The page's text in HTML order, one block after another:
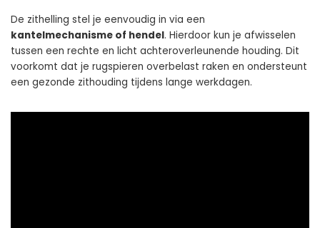
De zithelling stel je eenvoudig in via een
kantelmechanisme of hendel. Hierdoor kun je afwisselen
tussen een rechte en licht achteroverleunende houding. Dit
voorkomt dat je rugspieren overbelast raken en ondersteunt
een gezonde zithouding tijdens lange werkdagen.